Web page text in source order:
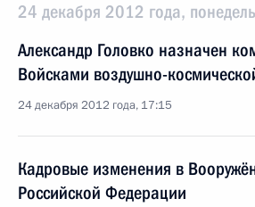
24 декабря 2012 года,
Александр Головко назначен
Войсками воздушно-
24 декабря 2012 года, 17:15
Кадровые изменения в
Российской Федерации